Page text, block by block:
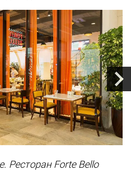
Ресторан Forte Bello